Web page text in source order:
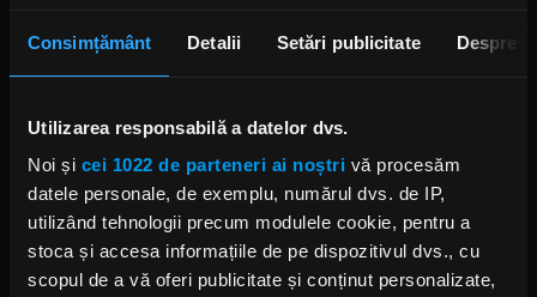
Consimțământ Detalii Setări publicitate Despre
Utilizarea responsabilă a datelor dvs.
Noi și cei 1022 de parteneri ai noștri vă procesăm
datele personale, de exemplu, numărul dvs. de IP,
utilizând tehnologii precum modulele cookie, pentru a
stoca și accesa informațiile de pe dispozitivul dvs., cu
scopul de a vă oferi publicitate și conținut personalizate,
Episodul 145, invitat Ștefan Colceriu, traducător de greacă
veche: Odiseea și de ce cartea și filmul nu se bat (video)